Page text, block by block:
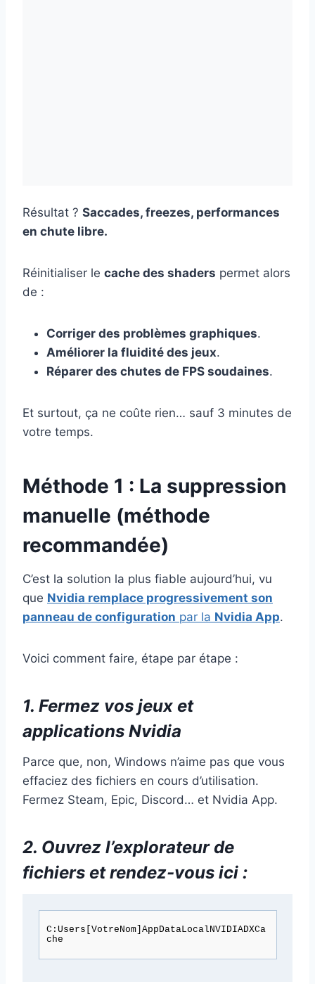
Résultat ? Saccades, freezes, performances
en chute libre.
Réinitialiser le cache des shaders permet alors
de :
Corriger des problèmes graphiques.
Améliorer la fluidité des jeux.
Réparer des chutes de FPS soudaines.
Et surtout, ça ne coûte rien… sauf 3 minutes de
votre temps.
Méthode 1 : La suppression
manuelle (méthode
recommandée)
C’est la solution la plus fiable aujourd’hui, vu
que Nvidia remplace progressivement son
panneau de configuration par la Nvidia App.
Voici comment faire, étape par étape :
1. Fermez vos jeux et
applications Nvidia
Parce que, non, Windows n’aime pas que vous
effaciez des fichiers en cours d’utilisation.
Fermez Steam, Epic, Discord… et Nvidia App.
2. Ouvrez l’explorateur de
fichiers et rendez-vous ici :
C:Users[VotreNom]AppDataLocalNVIDIADXCa
che